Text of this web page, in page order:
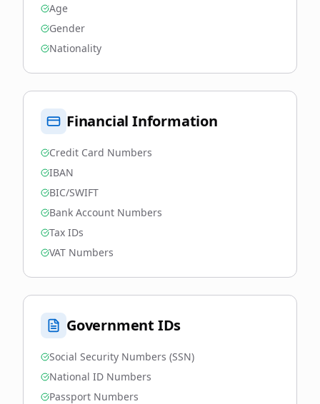
Age
Gender
Nationality
Financial Information
Credit Card Numbers
IBAN
BIC/SWIFT
Bank Account Numbers
Tax IDs
VAT Numbers
Government IDs
Social Security Numbers (SSN)
National ID Numbers
Passport Numbers